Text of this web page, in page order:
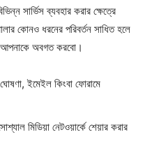
সার্ভিস ব্যবহার করার ক্ষেত্রে
কোনও ধরনের পরিবর্তন সাধিত হলে
আপনাকে অবগত করবো।
ইমেইল কিংবা ফোরামে
মিডিয়া নেটওয়ার্কে শেয়ার করার